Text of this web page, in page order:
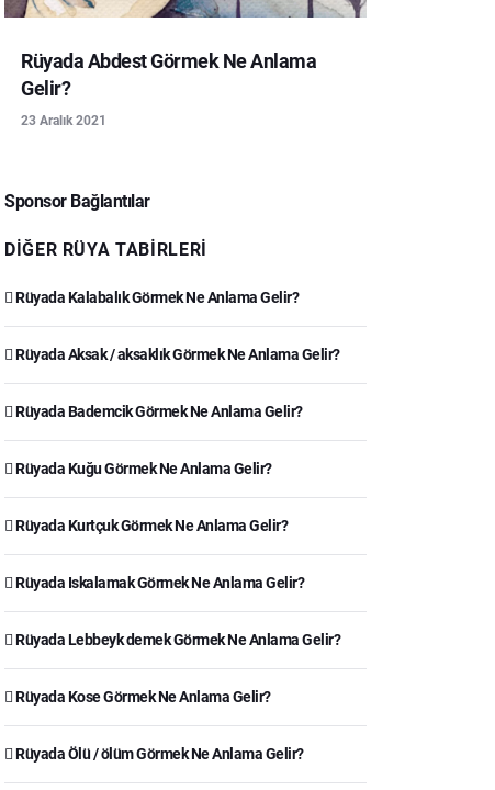
Rüyada Abdest Görmek Ne Anlama
Gelir?
23 Aralık 2021
Sponsor Bağlantılar
DIĞER RÜYA TABIRLERI
Rüyada Kalabalık Görmek Ne Anlama Gelir?
Rüyada Aksak / aksaklık Görmek Ne Anlama Gelir?
Rüyada Bademcik Görmek Ne Anlama Gelir?
Rüyada Kuğu Görmek Ne Anlama Gelir?
Rüyada Kurtçuk Görmek Ne Anlama Gelir?
Rüyada Iskalamak Görmek Ne Anlama Gelir?
Rüyada Lebbeyk demek Görmek Ne Anlama Gelir?
Rüyada Kose Görmek Ne Anlama Gelir?
Rüyada Ölü / ölüm Görmek Ne Anlama Gelir?